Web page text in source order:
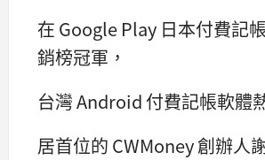
在 Google Play 日本付費記
銷榜冠軍，
台灣 Android 付費記帳軟體
居首位的 CWMoney 創辦人